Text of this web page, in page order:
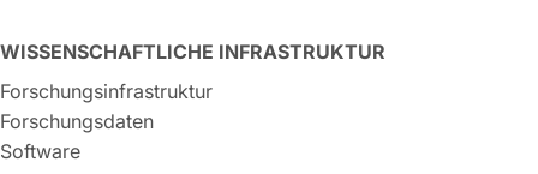
WISSENSCHAFTLICHE INFRASTRUKTUR
Forschungsinfrastruktur
Forschungsdaten
Software